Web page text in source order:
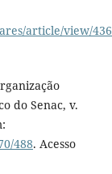
article/view/
do Senac, v.
488. Acesso